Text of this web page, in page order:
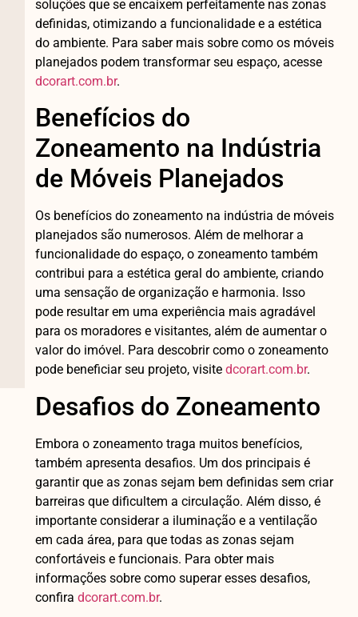
soluções que se encaixem perfeitamente nas zonas
definidas, otimizando a funcionalidade e a estética
do ambiente. Para saber mais sobre como os móveis
planejados podem transformar seu espaço, acesse
dcorart.com.br.
Benefícios do
Zoneamento na Indústria
de Móveis Planejados
Os benefícios do zoneamento na indústria de móveis
planejados são numerosos. Além de melhorar a
funcionalidade do espaço, o zoneamento também
contribui para a estética geral do ambiente, criando
uma sensação de organização e harmonia. Isso
pode resultar em uma experiência mais agradável
para os moradores e visitantes, além de aumentar o
valor do imóvel. Para descobrir como o zoneamento
pode beneficiar seu projeto, visite dcorart.com.br.
Desafios do Zoneamento
Embora o zoneamento traga muitos benefícios,
também apresenta desafios. Um dos principais é
garantir que as zonas sejam bem definidas sem criar
barreiras que dificultem a circulação. Além disso, é
importante considerar a iluminação e a ventilação
em cada área, para que todas as zonas sejam
confortáveis e funcionais. Para obter mais
informações sobre como superar esses desafios,
confira dcorart.com.br.